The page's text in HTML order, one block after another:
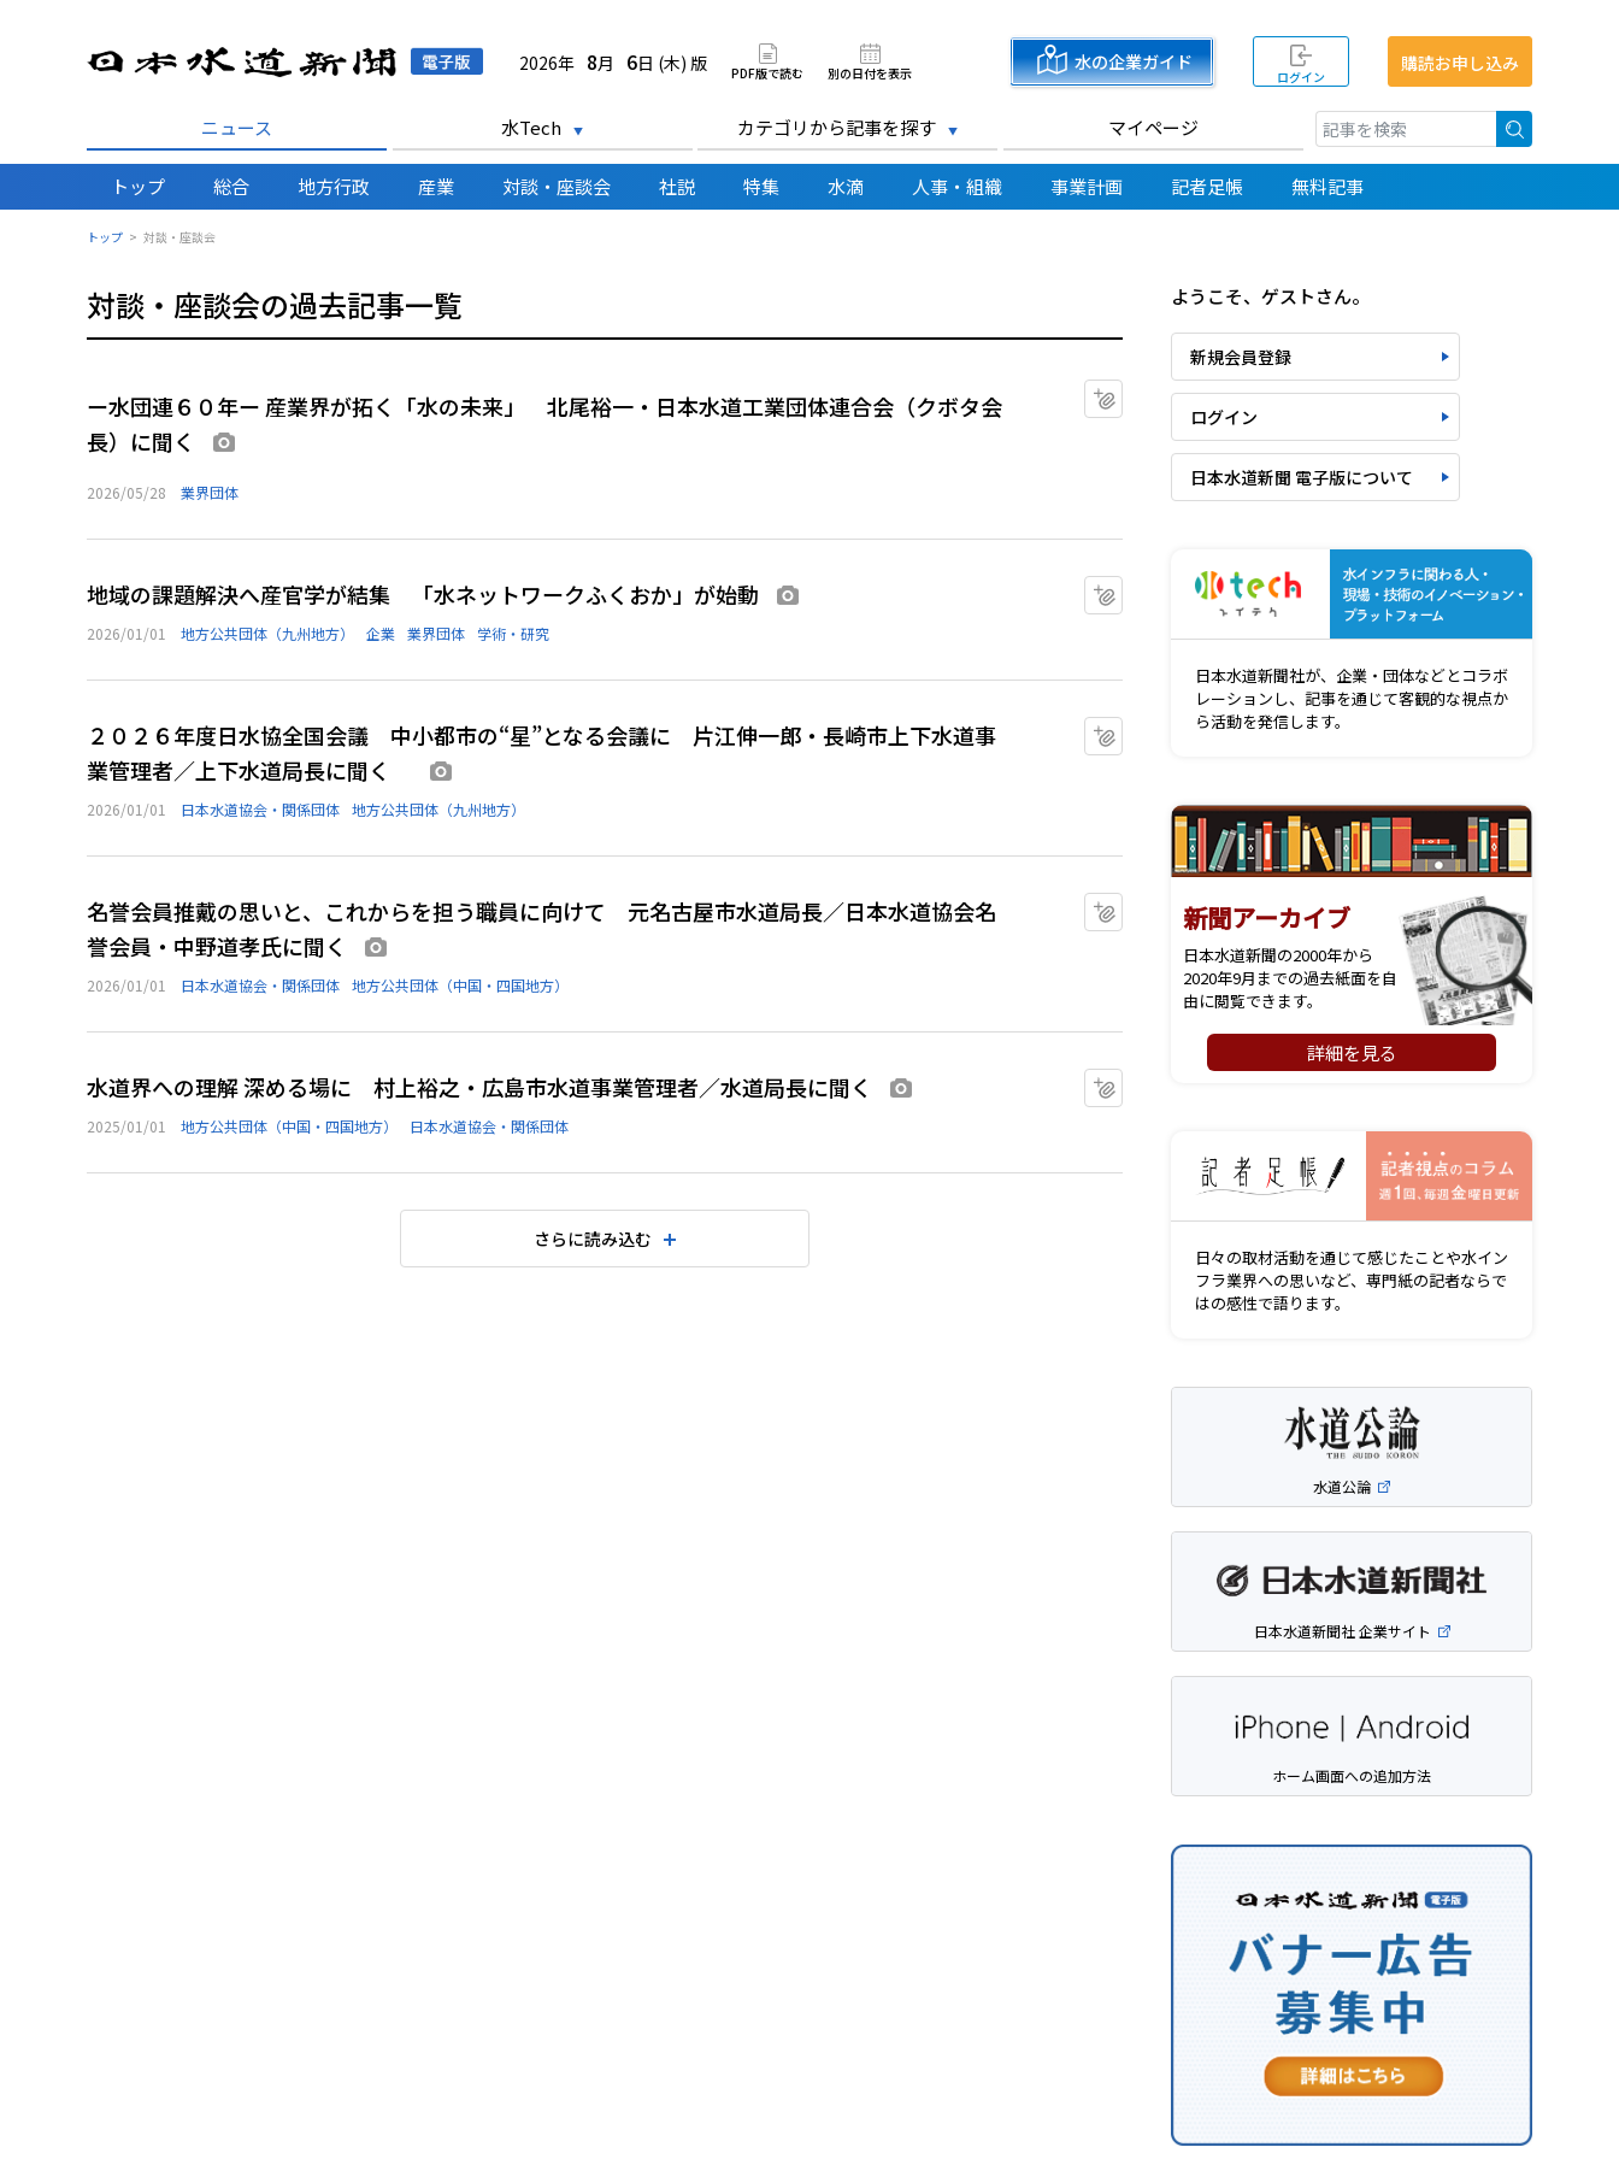
日本水道新聞 電子版
2026年 8月 6日 (木) 版 PDF版で読む 別の日付を表示 水の企業ガイド
ログイン
購読お申し込み
ニュース 水Tech カテゴリから記事を探す マイページ
トップ 総合 地方行政 産業 対談・座談会 社説 特集 水滴 人事・組織 事業計画 記者足帳 無料記事
トップ 対談・座談会
対談・座談会の過去記事一覧
ー水団連６０年ー 産業界が拓く「水の未来」 北尾裕一・日本水道工業団体連合会（クボタ会
長）に聞く
2026/05/28 業界団体
マイクリップに追加
地域の課題解決へ産官学が結集 「水ネットワークふくおか」が始動
2026/01/01 地方公共団体（九州地方） 企業 業界団体 学術・研究
マイクリップに追加
２０２６年度日水協全国会議 中小都市の“星”となる会議に 片江伸一郎・長崎市上下水道事
業管理者／上下水道局長に聞く
2026/01/01 日本水道協会・関係団体 地方公共団体（九州地方）
マイクリップに追加
名誉会員推戴の思いと、これからを担う職員に向けて 元名古屋市水道局長／日本水道協会名
誉会員・中野道孝氏に聞く
2026/01/01 日本水道協会・関係団体 地方公共団体（中国・四国地方）
マイクリップに追加
水道界への理解 深める場に 村上裕之・広島市水道事業管理者／水道局長に聞く
2025/01/01 地方公共団体（中国・四国地方） 日本水道協会・関係団体
さらに読み込む
ようこそ、ゲストさん。
新規会員登録
ログイン
日本水道新聞 電子版について
日本水道新聞社が、企業・団体などとコラボ
レーションし、記事を通じて客観的な視点か
ら活動を発信します。
新聞アーカイブ
日本水道新聞の2000年から
2020年9月までの過去紙面を自
由に閲覧できます。
詳細を見る
日々の取材活動を通じて感じたことや水イン
フラ業界への思いなど、専門紙の記者ならで
はの感性で語ります。
水道公論
日本水道新聞社 企業サイト
ホーム画面への追加方法